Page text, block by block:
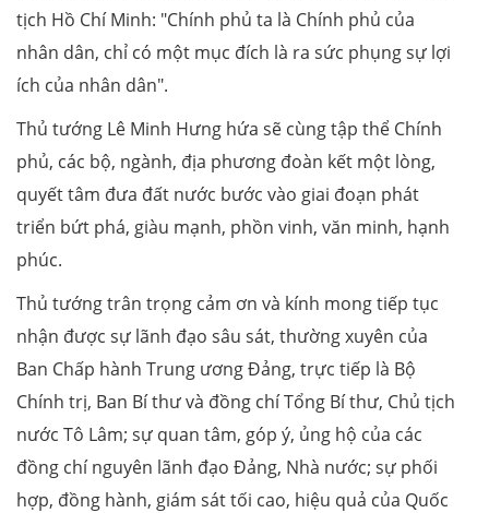
tịch Hồ Chí Minh: "Chính phủ ta là Chính phủ của
nhân dân, chỉ có một mục đích là ra sức phụng sự lợi
ích của nhân dân".
Thủ tướng Lê Minh Hưng hứa sẽ cùng tập thể Chính
phủ, các bộ, ngành, địa phương đoàn kết một lòng,
quyết tâm đưa đất nước bước vào giai đoạn phát
triển bứt phá, giàu mạnh, phồn vinh, văn minh, hạnh
phúc.
Thủ tướng trân trọng cảm ơn và kính mong tiếp tục
nhận được sự lãnh đạo sâu sát, thường xuyên của
Ban Chấp hành Trung ương Đảng, trực tiếp là Bộ
Chính trị, Ban Bí thư và đồng chí Tổng Bí thư, Chủ tịch
nước Tô Lâm; sự quan tâm, góp ý, ủng hộ của các
đồng chí nguyên lãnh đạo Đảng, Nhà nước; sự phối
hợp, đồng hành, giám sát tối cao, hiệu quả của Quốc